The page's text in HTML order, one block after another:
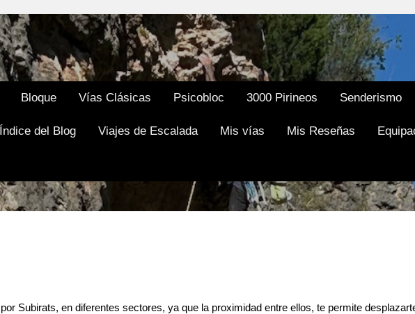
Ir al contenido principal
Bloque Vías Clásicas Psicobloc 3000 Pirineos Senderismo
Índice del Blog Viajes de Escalada Mis vías Mis Reseñas
Subirats, en diferentes sectores, ya que la proximidad entre ellos, te permite